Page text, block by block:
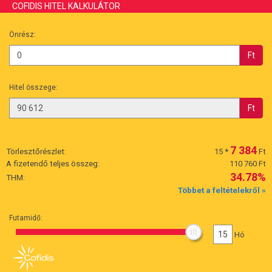
COFIDIS HITEL KALKULÁTOR
Önrész:
Ft
Hitel összege:
Ft
Törlesztőrészlet: 15 * 7 384 Ft
A fizetendő teljes összeg:
110 760 Ft
THM:
34.78%
Többet a feltételekről »
Futamidő:
15 Hó